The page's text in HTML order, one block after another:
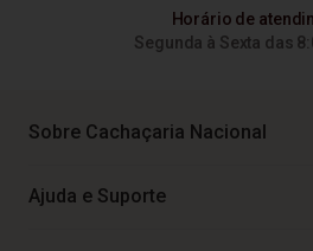
Horário de
Segunda à Sexta das
Sobre Cachaçaria Nacional
Ajuda e Suporte